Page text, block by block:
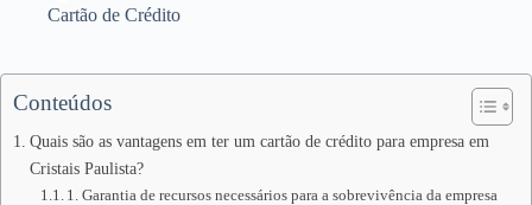
Cartão de Crédito
Conteúdos
Quais são as vantagens em ter um cartão de crédito para empresa em
Cristais Paulista?
1. Garantia de recursos necessários para a sobrevivência da empresa